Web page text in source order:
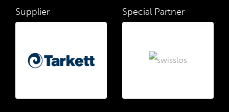
Supplier Special Partner